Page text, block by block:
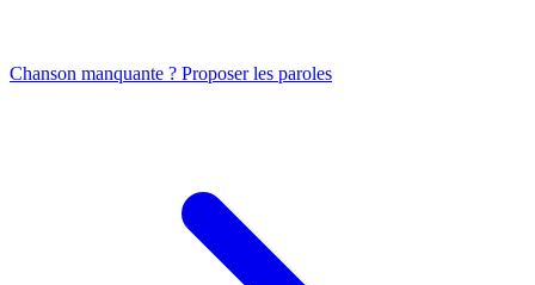
Chanson manquante ? Proposer les paroles